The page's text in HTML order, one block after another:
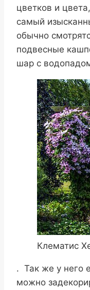
цветков и
самый
обычно
подвесные
шар с
Клематис
. Так же у него
можно